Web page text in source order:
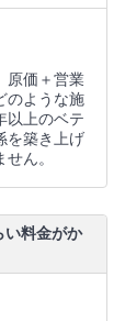
原価＋営業
のような施
以上のベテ
を築き上げ
ん。
い料金がか